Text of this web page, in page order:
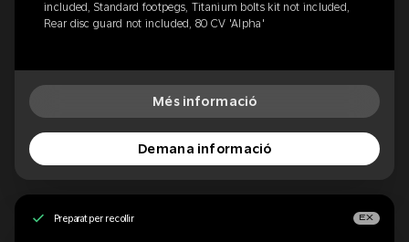
included, Standard footpegs, Titanium bolts kit not included,
Rear disc guard not included, 80 CV 'Alpha'
Més informació
Demana informació
Preparat per recollir EX